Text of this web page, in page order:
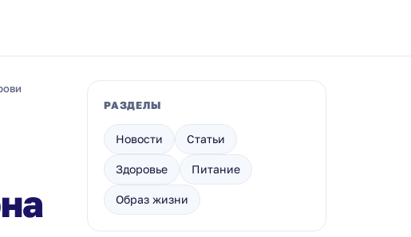
РАЗДЕЛЫ
Новости Статьи
Здоровье Питание
Образ жизни